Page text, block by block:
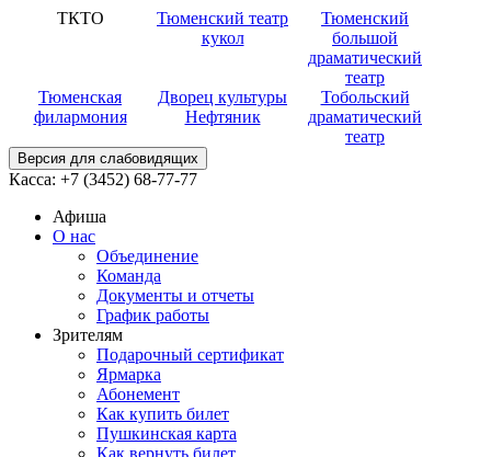
ТКТО
Тюменский театр
кукол
Тюменский
большой
драматический
театр
Тюменская
филармония
Дворец культуры
Нефтяник
Тобольский
драматический
театр
Версия для слабовидящих
Касса: +7 (3452) 68-77-77
Афиша
О нас
Объединение
Команда
Документы и отчеты
График работы
Зрителям
Подарочный сертификат
Ярмарка
Абонемент
Как купить билет
Пушкинская карта
Как вернуть билет